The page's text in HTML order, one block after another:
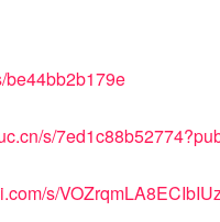
be44bb2b179e
s/
s/